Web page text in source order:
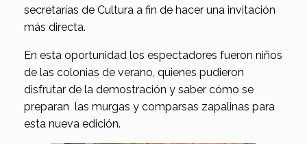
secretarías de Cultura a fin de hacer una invitación
más directa.
En esta oportunidad los espectadores fueron niños
de las colonias de verano, quienes pudieron
disfrutar de la demostración y saber cómo se
preparan las murgas y comparsas zapalinas para
esta nueva edición.